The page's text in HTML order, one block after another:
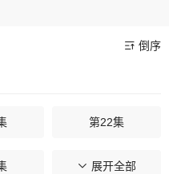
倒序
第22集
第19集
展开全部